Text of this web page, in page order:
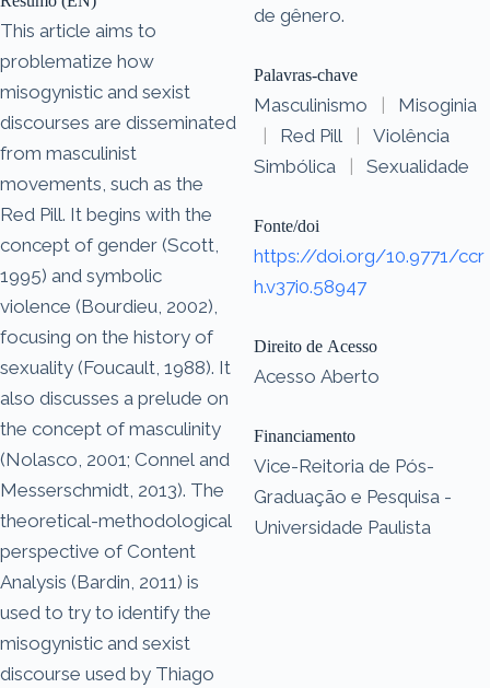
This article aims to
problematize how
misogynistic and sexist
discourses are disseminated
from masculinist
movements, such as the
Red Pill. It begins with the
concept of gender (Scott,
1995) and symbolic
violence (Bourdieu, 2002),
focusing on the history of
sexuality (Foucault, 1988). It
also discusses a prelude on
the concept of masculinity
(Nolasco, 2001; Connel and
Messerschmidt, 2013). The
theoretical-methodological
perspective of Content
Analysis (Bardin, 2011) is
used to try to identify the
misogynistic and sexist
discourse used by Thiago
de gênero.
Palavras-chave
Masculinismo |
Misoginia
|
Red Pill |
Violência
Simbólica
| Sexualidade
Fonte/doi
https://doi.org/10.9771/ccr
h.v37i0.58947
Direito de Acesso
Acesso Aberto
Financiamento
Vice-Reitoria de Pós-
Graduação e Pesquisa -
Universidade Paulista